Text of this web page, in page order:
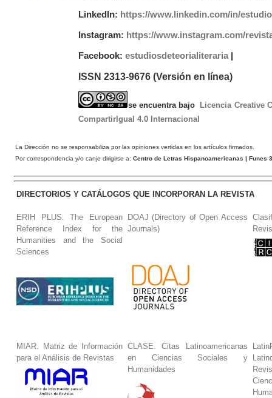
LinkedIn: https://www.linkedin.com/in/
Instagram: https://www.instagram.com/
Facebook: estudiosdeteorialiteraria|
ISSN 2313-9676 (Versión en línea)
se encuentra bajo
Licencia Creative
CompartirIgual 4.0 Internacional
La Dirección no se responsabiliza por las opiniones vertidas en los artículos firmados.
Por correspondencia y/o canje dirigirse a: Centro de Letras Hispanoamericanas | Funes
DIRECTORIOS Y CATÁLOGOS QUE INCORPORAN LA REVISTA
ERIH PLUS. The European
Reference Index for the
Humanities and the Social
Sciences
DOAJ (Directory of Open Access
Journals)
MIAR. Matriz de Información
para el Análisis de Revistas
CLASE. Citas Latinoamericanas
en Ciencias Sociales y
Humanidades